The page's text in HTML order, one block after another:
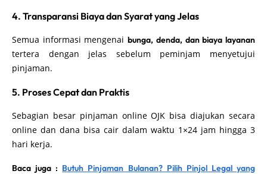
4. Transparansi Biaya dan Syarat yang Jelas
Semua informasi mengenaibunga, denda, dan biaya layanan
tertera dengan jelas sebelum peminjam menyetujui
pinjaman.
5. Proses Cepat dan Praktis
Sebagian besar pinjaman online OJK bisa diajukan secara
online dan dana bisa cair dalam waktu 1×24 jam hingga 3
hari kerja.
Baca juga : Butuh Pinjaman Bulanan? Pilih Pinjol Legal yang